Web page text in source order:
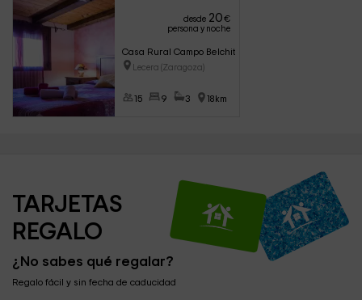
desde 20€
persona y noche
Casa Rural Campo Belchite
Lecera (Zaragoza)
15 9 3 18km
TARJETAS
REGALO
¿No sabes qué regalar?
Regalo fácil y sin fecha de caducidad